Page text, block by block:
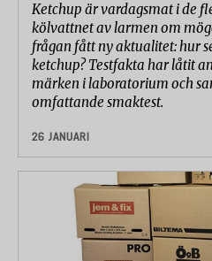
Ketchup är vardagsmat i de
kölvattnet av larmen om
frågan fått ny aktualitet: hur
ketchup? Testfakta har låtit
märken i laboratorium och
omfattande smaktest.
26 JANUARI